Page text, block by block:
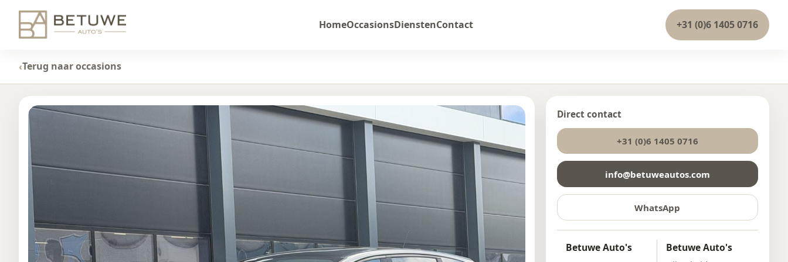
HomeOccasionsDienstenContact +31 (0)6 1405 0716
Terug naar occasions
Direct contact
+31 (0)6 1405 0716
info@betuweautos.com
WhatsApp
Betuwe Auto's Betuwe Auto's